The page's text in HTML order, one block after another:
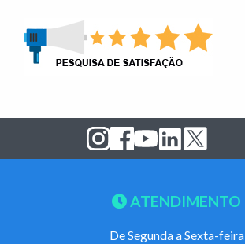
ATENDIMENTO
De Segunda a Sexta-feira